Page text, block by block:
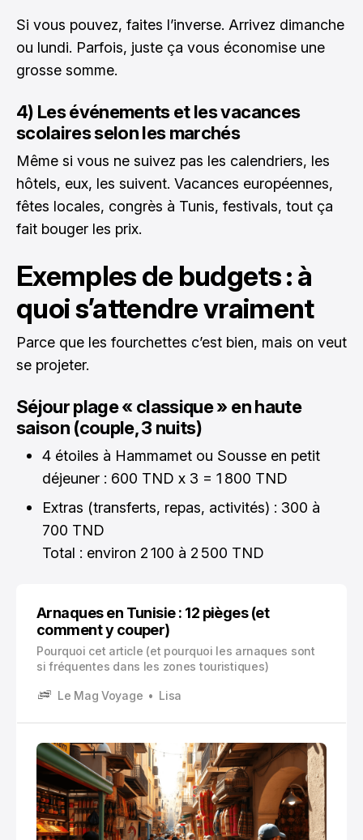
Si vous pouvez, faites l’inverse. Arrivez dimanche
ou lundi. Parfois, juste ça vous économise une
grosse somme.
4) Les événements et les vacances
scolaires selon les marchés
Même si vous ne suivez pas les calendriers, les
hôtels, eux, les suivent. Vacances européennes,
fêtes locales, congrès à Tunis, festivals, tout ça
fait bouger les prix.
Exemples de budgets : à
quoi s’attendre vraiment
Parce que les fourchettes c’est bien, mais on veut
se projeter.
Séjour plage « classique » en haute
saison (couple, 3 nuits)
4 étoiles à Hammamet ou Sousse en petit
déjeuner : 600 TND x 3 = 1 800 TND
Extras (transferts, repas, activités) : 300 à
700 TND
Total : environ 2 100 à 2 500 TND
Arnaques en Tunisie : 12 pièges (et
comment y couper)
Pourquoi cet article (et pourquoi les arnaques sont
si fréquentes dans les zones touristiques)
Le Mag Voyage Lisa